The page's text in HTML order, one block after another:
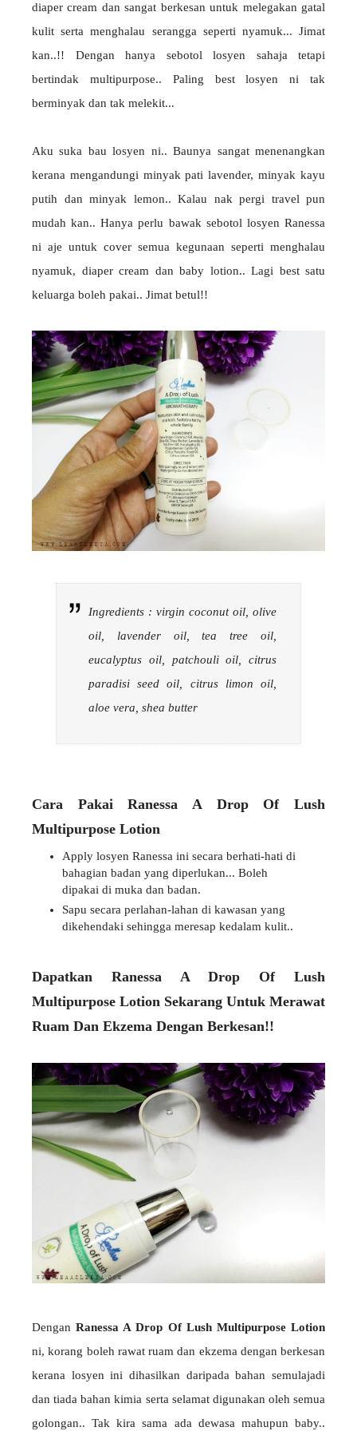
diaper cream dan sangat berkesan untuk melegakan gatal
kulit serta menghalau serangga seperti nyamuk... Jimat
kan..!! Dengan hanya sebotol losyen sahaja tetapi
bertindak multipurpose.. Paling best losyen ni tak
berminyak dan tak melekit...
Aku suka bau losyen ni.. Baunya sangat menenangkan
kerana mengandungi minyak pati lavender, minyak kayu
putih dan minyak lemon.. Kalau nak pergi travel pun
mudah kan.. Hanya perlu bawak sebotol losyen Ranessa
ni aje untuk cover semua kegunaan seperti menghalau
nyamuk, diaper cream dan baby lotion.. Lagi best satu
keluarga boleh pakai.. Jimat betul!!
Ingredients : virgin coconut oil, olive
oil, lavender oil, tea tree oil,
eucalyptus oil, patchouli oil, citrus
paradisi seed oil, citrus limon oil,
aloe vera, shea butter
Cara Pakai Ranessa A Drop Of Lush
Multipurpose Lotion
Apply losyen Ranessa ini secara berhati-hati di
bahagian badan yang diperlukan... Boleh
dipakai di muka dan badan.
Sapu secara perlahan-lahan di kawasan yang
dikehendaki sehingga meresap kedalam kulit..
Dapatkan Ranessa A Drop Of Lush
Multipurpose Lotion Sekarang Untuk Merawat
Ruam Dan Ekzema Dengan Berkesan!!
DenganRanessa A Drop Of Lush Multipurpose Lotion
ni, korang boleh rawat ruam dan ekzema dengan berkesan
kerana losyen ini dihasilkan daripada bahan semulajadi
dan tiada bahan kimia serta selamat digunakan oleh semua
golongan.. Tak kira sama ada dewasa mahupun baby..